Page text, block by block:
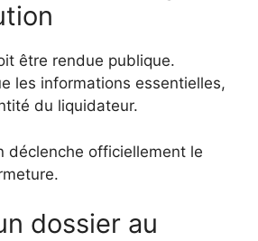
être rendue publique.
les informations essentielles,
du liquidateur.
déclenche officiellement le
dossier au